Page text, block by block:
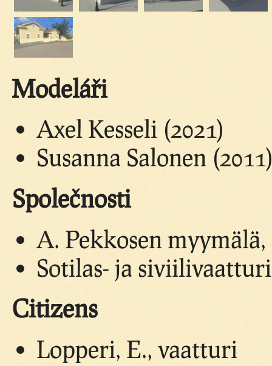
Modeláři
Axel Kesseli (2021)
Susanna Salonen
Společnosti
A. Pekkosen myymälä,
Sotilas- ja
Citizens
Lopperi, E., vaatturi